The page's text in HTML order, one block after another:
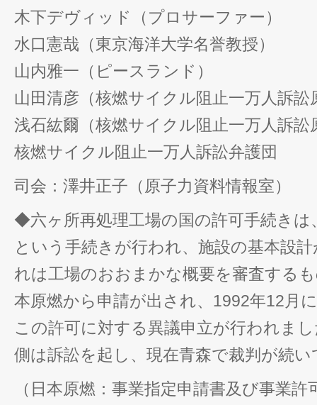
木下デヴィッド（プロサーファー）
水口憲哉（東京海洋大学名誉教授）
山内雅一（ピースランド）
山田清彦（核燃サイクル阻止一万人訴訟
浅石紘爾（核燃サイクル阻止一万人訴訟
核燃サイクル阻止一万人訴訟弁護団
司会：澤井正子（原子力資料情報室）
◆六ヶ所再処理工場の国の許可手続きは
という手続きが行われ、施設の基本設
れは工場のおおまかな概要を審査する
本原燃から申請が出され、1992年12月
この許可に対する異議申立が行われま
側は訴訟を起し、現在青森で裁判が続
（日本原燃：事業指定申請書及び事業